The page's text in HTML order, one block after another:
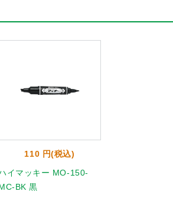
110 円(税込)
イマッキー MO-150-
BK 黒